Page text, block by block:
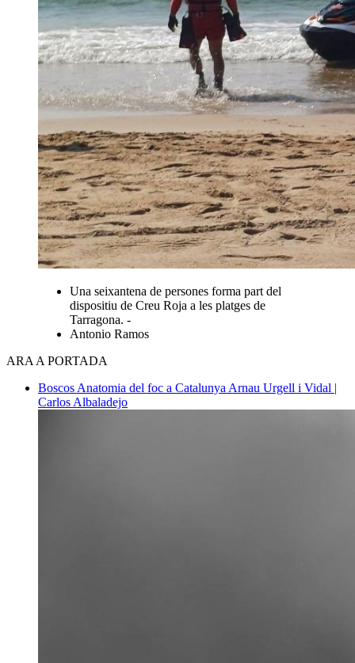
Una seixantena de persones forma part del
dispositiu de Creu Roja a les platges de
Tarragona. -
Antonio Ramos
ARA A PORTADA
Boscos Anatomia del foc a Catalunya Arnau Urgell i Vidal |
Carlos Albaladejo